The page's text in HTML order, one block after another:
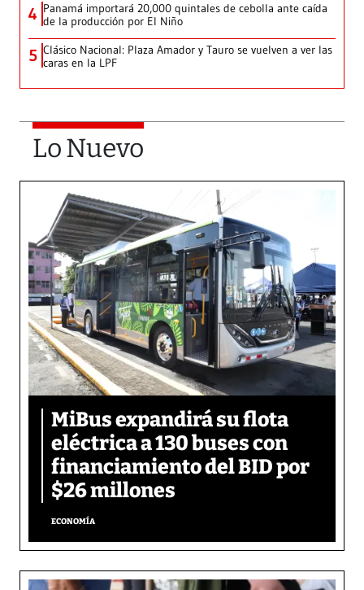
4 Panamá importará 20,000 quintales de cebolla ante caída
de la producción por El Niño
5 Clásico Nacional: Plaza Amador y Tauro se vuelven a ver las
caras en la LPF
Lo Nuevo
MiBus expandirá su flota
eléctrica a 130 buses con
financiamiento del BID por
$26 millones
ECONOMÍA